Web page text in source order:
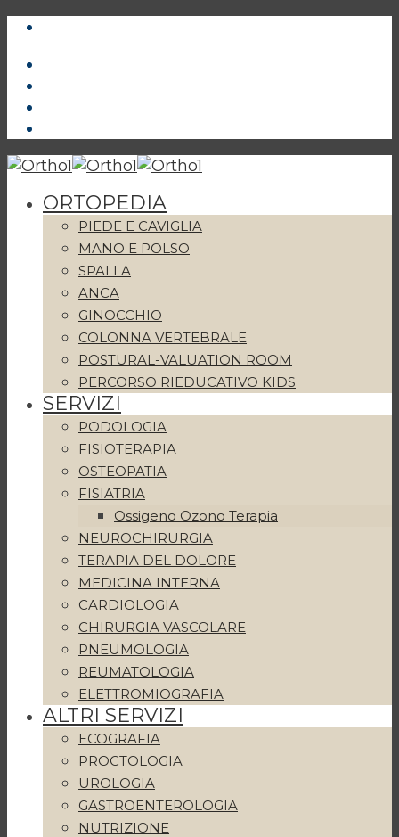
ORTOPEDIA
PIEDE E CAVIGLIA
MANO E POLSO
SPALLA
ANCA
GINOCCHIO
COLONNA VERTEBRALE
POSTURAL-VALUATION ROOM
PERCORSO RIEDUCATIVO KIDS
SERVIZI
PODOLOGIA
FISIOTERAPIA
OSTEOPATIA
FISIATRIA
Ossigeno Ozono Terapia
NEUROCHIRURGIA
TERAPIA DEL DOLORE
MEDICINA INTERNA
CARDIOLOGIA
CHIRURGIA VASCOLARE
PNEUMOLOGIA
REUMATOLOGIA
ELETTROMIOGRAFIA
ALTRI SERVIZI
ECOGRAFIA
PROCTOLOGIA
UROLOGIA
GASTROENTEROLOGIA
NUTRIZIONE